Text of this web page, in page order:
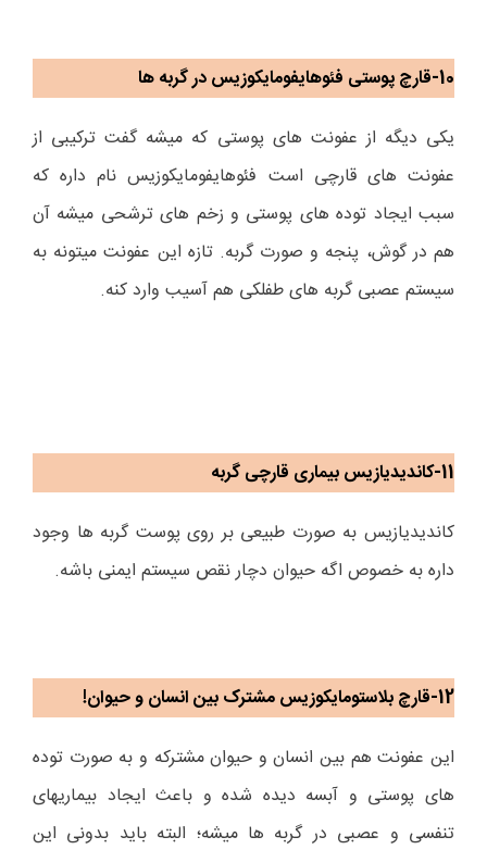
10-قارچ پوستی فئوهایفومایکوزیس در گربه ها
یکی دیگه از عفونت های پوستی که میشه گفت ترکیبی از
عفونت های قارچی است فئوهایفومایکوزیس نام داره که
سبب ایجاد توده های پوستی و زخم های ترشحی میشه آن
هم در گوش، پنجه و صورت گربه. تازه این عفونت میتونه به
سیستم عصبی گربه های طفلکی هم آسیب وارد کنه.
11-کاندیدیازیس بیماری قارچی گربه
کاندیدیازیس به صورت طبیعی بر روی پوست گربه ها وجود
داره به خصوص اگه حیوان دچار نقص سیستم ایمنی باشه.
12-قارچ بلاستومایکوزیس مشترک بین انسان و حیوان!
این عفونت هم بین انسان و حیوان مشترکه و به صورت توده
های پوستی و آبسه دیده شده و باعث ایجاد بیماریهای
تنفسی و عصبی در گربه ها میشه؛ البته باید بدونی این